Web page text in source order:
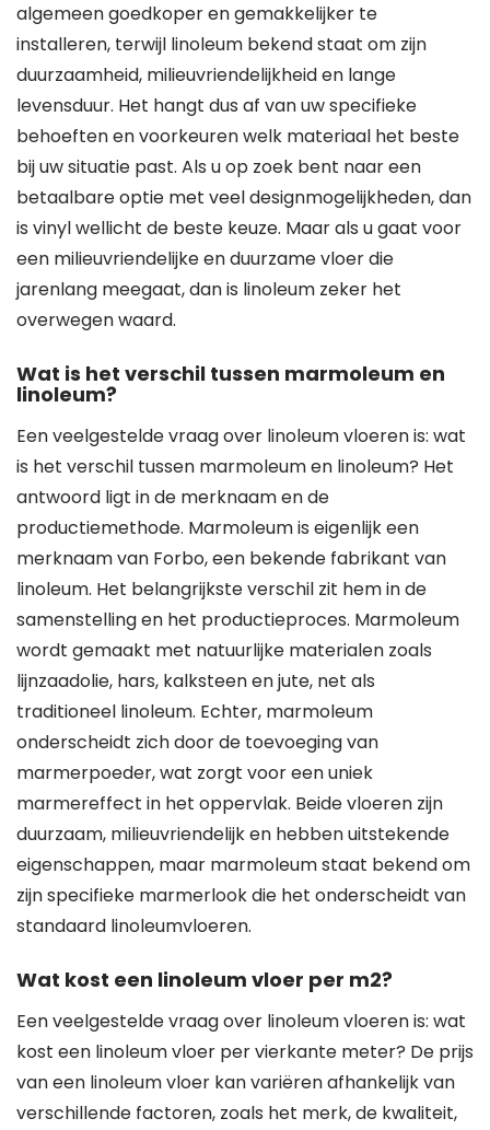
algemeen goedkoper en gemakkelijker te
installeren, terwijl linoleum bekend staat om zijn
duurzaamheid, milieuvriendelijkheid en lange
levensduur. Het hangt dus af van uw specifieke
behoeften en voorkeuren welk materiaal het beste
bij uw situatie past. Als u op zoek bent naar een
betaalbare optie met veel designmogelijkheden, dan
is vinyl wellicht de beste keuze. Maar als u gaat voor
een milieuvriendelijke en duurzame vloer die
jarenlang meegaat, dan is linoleum zeker het
overwegen waard.
Wat is het verschil tussen marmoleum en
linoleum?
Een veelgestelde vraag over linoleum vloeren is: wat
is het verschil tussen marmoleum en linoleum? Het
antwoord ligt in de merknaam en de
productiemethode. Marmoleum is eigenlijk een
merknaam van Forbo, een bekende fabrikant van
linoleum. Het belangrijkste verschil zit hem in de
samenstelling en het productieproces. Marmoleum
wordt gemaakt met natuurlijke materialen zoals
lijnzaadolie, hars, kalksteen en jute, net als
traditioneel linoleum. Echter, marmoleum
onderscheidt zich door de toevoeging van
marmerpoeder, wat zorgt voor een uniek
marmereffect in het oppervlak. Beide vloeren zijn
duurzaam, milieuvriendelijk en hebben uitstekende
eigenschappen, maar marmoleum staat bekend om
zijn specifieke marmerlook die het onderscheidt van
standaard linoleumvloeren.
Wat kost een linoleum vloer per m2?
Een veelgestelde vraag over linoleum vloeren is: wat
kost een linoleum vloer per vierkante meter? De prijs
van een linoleum vloer kan variëren afhankelijk van
verschillende factoren, zoals het merk, de kwaliteit,